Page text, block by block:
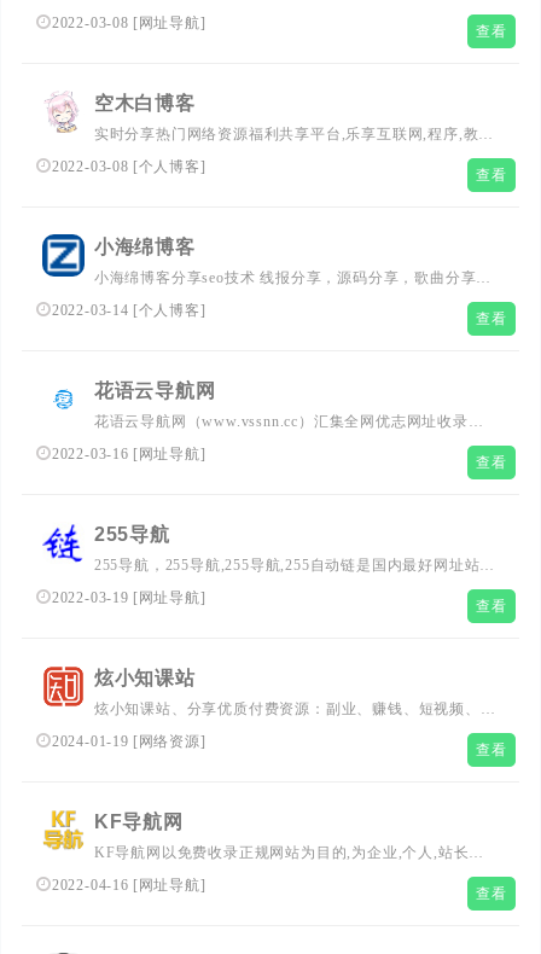
导航软文发稿在线工具箱,精选人性化中文网站分类目录,常
用网站信息查询,站长资源网址大全,seo网站推广服务,免费
2022-03-08 [网址导航] 查看
空木白博客
实时分享热门网络资源福利共享平台,乐享互联网,程序,教
程,IT界动态,创新,生活,编程,站长工具,源码,交流学习,技术
2022-03-08 [个人博客] 查看
小海绵博客
小海绵博客分享seo技术 线报分享，源码分享，歌曲分享，
古代知识，歌曲分享，文化资料，高中资料，初中资料等。
拥有丰富的资料，资料更新快 更新频率高等优势 欢迎各位
2022-03-14 [个人博客] 查看
花语云导航网
花语云导航网（www.vssnn.cc）汇集全网优志网址收录，
网址导航，技术导航，服务器，收录优志的游戏，音乐，动
漫，电影，视频，图片，壁纸等各类型优秀网站，与搜索完
2022-03-16 [ 网址导航] 查看
255导航
255导航，255导航,255导航,255自动链是国内最好网址站之
一，建于2008年5月。本站的宗旨是：方便网友们快速找到
自已需要的网站，而不用去记太多复杂的网址；同时也提供
2022-03-19 [ 网址导航] 查看
炫小知课站
炫小知课站、分享优质付费资源：副业、赚钱、短视频、直
播带货、电商、运营、抖音、小红书、快手、知乎、网赚项
目、SEO、闲鱼、等VIP课程下载，通过学习实现互联网创
2024-01-19 [ 网络资源] 查看
KF导航网
KF导航网以免费收录正规网站为目的,为企业,个人,站长提
供免费网 址收录服务,专注于免费收录并汇聚优志的正规网
2022-04-16 [ 网址导航] 查看